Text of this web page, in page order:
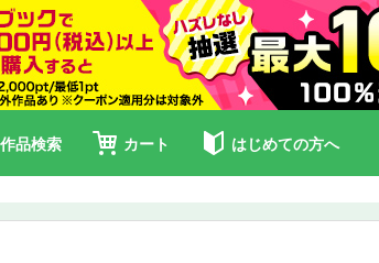
作品検索 カート はじめての方へ